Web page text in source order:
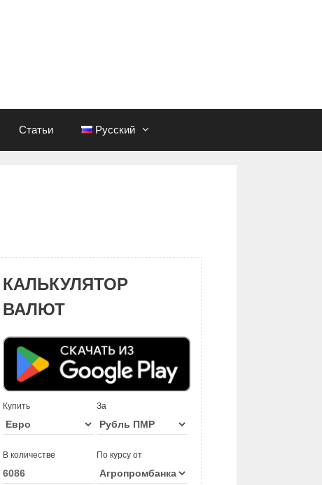
Статьи Русский
КАЛЬКУЛЯТОР
ВАЛЮТ
Купить За
В количестве По курсу от